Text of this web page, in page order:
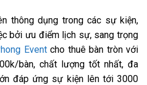
thông dụng trong các sự kiện,
bởi ưu điểm lịch sự, sang trọng
Eventcho thuê bàn tròn với
bàn, chất lượng tốt nhất, đa
đáp ứng sự kiện lên tới 3000